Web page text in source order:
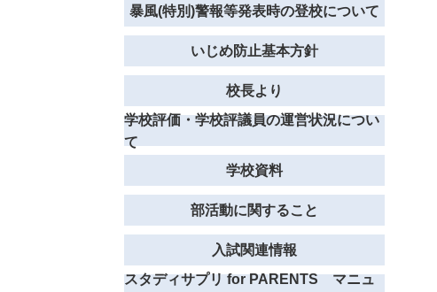
暴風(特別)警報等発表時の登校について
いじめ防止基本方針
校長より
学校評価・学校評議員の運営状況につい
て
学校資料
部活動に関すること
入試関連情報
スタディサプリ for PARENTS マニュ